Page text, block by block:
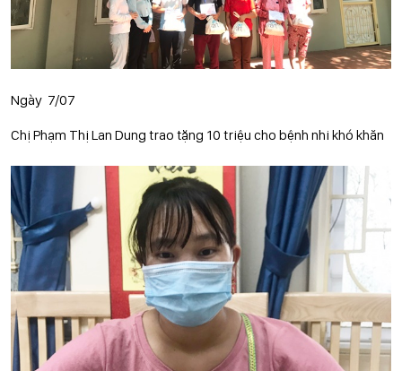
Ngày 7/07
Chị Phạm Thị Lan Dung trao tặng 10 triệu cho bệnh nhi khó khăn